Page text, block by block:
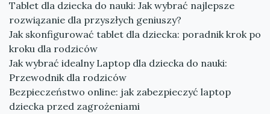
Tablet dla dziecka do nauki: Jak wybrać najlepsze
rozwiązanie dla przyszłych geniuszy?
Jak skonfigurować tablet dla dziecka: poradnik krok po
kroku dla rodziców
Jak wybrać idealny Laptop dla dziecka do nauki:
Przewodnik dla rodziców
Bezpieczeństwo online: jak zabezpieczyć laptop
dziecka przed zagrożeniami